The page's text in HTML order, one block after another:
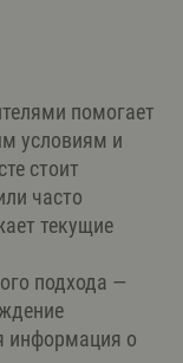
помогает
условиям и
стоит
часто
текущие
подхода —
информация о